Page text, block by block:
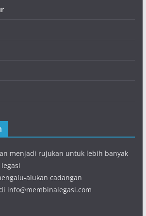
menjadi rujukan untuk lebih banyak
alukan cadangan
info@membinalegasi.com